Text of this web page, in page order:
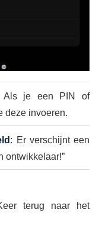
Als je een PIN of
deze invoeren.
: Er verschijnt een
ontwikkelaar!”
terug naar het